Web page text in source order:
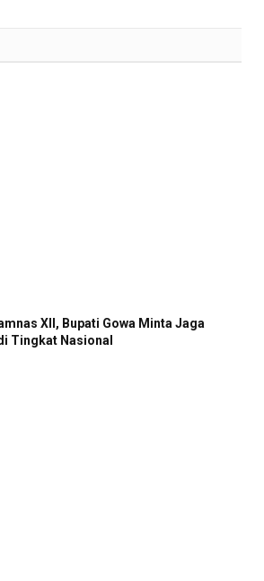
XII, Bupati Gowa Minta Jaga
Tingkat Nasional